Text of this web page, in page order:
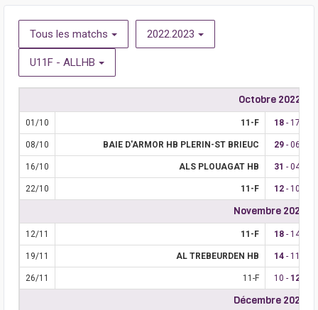
Tous les matchs 2022.2023
U11F - ALLHB
Octobre 2022
01/10 11-F 18 - 17
08/10 BAIE D'ARMOR HB PLERIN-ST BRIEUC 29 - 06
16/10 ALS PLOUAGAT HB 31 - 04
22/10 11-F 12 - 10
Novembre 2022
12/11 11-F 18 - 14
19/11 AL TREBEURDEN HB 14 - 11
26/11 11-F 10 - 12
Décembre 2022